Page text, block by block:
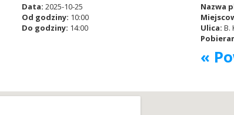
Data: 2025-10-25
Od godziny: 10:00
Do godziny: 14:00
Nazwa
Ulica: B.
«